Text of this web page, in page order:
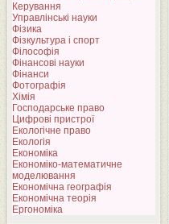
Керування
Управлінські науки
Фізика
Фізкультура і спорт
Філософія
Фінансові науки
Фінанси
Фотографія
Хімія
Господарське право
Цифрові пристрої
Екологічне право
Екологія
Економіка
Економіко-математичне
моделювання
Економічна географія
Економічна теорія
Ергономіка